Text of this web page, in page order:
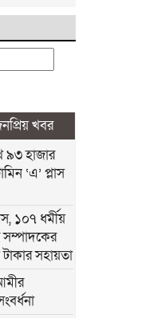
খবর
৯৩ হাজার
‘এ’ প্লাস
১০৭ ধর্মীয়
সম্পাদকের
সহায়তা